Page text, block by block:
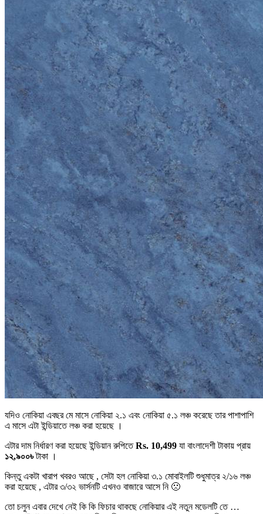
যদিও নোকিয়া এবছর মে মাসে নোকিয়া ২.১ এবং নোকিয়া ৫.১ লঞ্চ করেছে তার পাশাপাশি
এ মাসে এটা ইন্ডিয়াতে লঞ্চ করা হয়েছে ।
এটার দাম নির্ধারণ করা হয়েছে ইন্ডিয়ান রুপিতেRs. 10,499 যা বাংলাদেশী টাকায় প্রায়
১২,৯০০৳টাকা ।
কিন্তু একটা খারাপ খবরও আছে , সেটা হল নোকিয়া ৩.১ মোবাইলটি শুধুমাত্র ২/১৬ লঞ্চ
করা হয়েছে , এটার ৩/৩২ ভার্সনটি এখনও বাজারে আসে নি 🙁
তো চলুন এবার দেখে নেই কি কি ফিচার থাকছে নোকিয়ার এই নতুন মডেলটি তে …